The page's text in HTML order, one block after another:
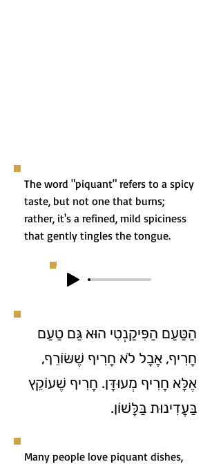
The word "piquant" refers to a spicy
taste, but not one that burns;
rather, it's a refined, mild spiciness
that gently tingles the tongue.
הַטַּעַם הַפִּיקַנְטִי הוּא גַּם טַעַם
חָרִיף, אֲבָל לֹא חָרִיף שֶׁשּׂוֹרֵף,
אֶלָּא חָרִיף מְעוּדָּן. חָרִיף שֶׁעוֹקֵץ
בַּעֲדִינוּת בַּלָּשׁוֹן.
Many people love piquant dishes,